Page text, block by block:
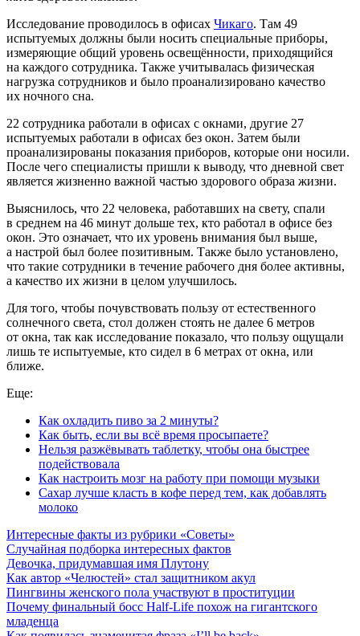
Исследование проводилось в офисах Чикаго. Там 49
испытуемых должны были носить специальные приборы,
измеряющие общий уровень освещённости, приходящийся
на каждого сотрудника. Также учитывалась физическая
нагрузка сотрудников и было проанализировано качество
их ночного сна.
22 сотрудника работали в офисах с окнами, другие 27
испытуемых работали в офисах без окон. Затем были
проанализированы показания приборов, которые они носили.
После чего специалисты пришли к выводу, что дневной свет
является жизненно важной частью здорового образа жизни.
Выяснилось, что 22 человека, работавших на свету, спали
в среднем на 46 минут дольше тех, кто работал в офисе без
окон. Это означает, что их уровень внимания был выше,
а настрой был более позитивным. Также было установлено,
что такие сотрудники в течение рабочего дня более активны,
а качество их жизни в целом улучшилось.
Для того, чтобы почувствовать пользу от естественного
солнечного света, стол должен стоять не далее 6 метров
от окна, так как исследование показало, что пользу ощущали
лишь те испытуемые, кто сидел в 6 метрах от окна, или
ближе.
Еще:
Как охладить пиво за 2 минуты?
Как быть, если вы всё время просыпаете?
Нельзя разжёвывать таблетку, чтобы она быстрее
подействовала
Как настроить мозг на работу при помощи музыки
Сахар лучше класть в кофе перед тем, как добавлять
молоко
Интересные факты из рубрики «Советы»
Случайная подборка интересных фактов
Девочка, придумавшая имя Плутону
Как автор «Челюстей» стал защитником акул
Пингвины женского пола участвуют в проституции
Почему финальный босс Half-Life похож на гигантского
младенца